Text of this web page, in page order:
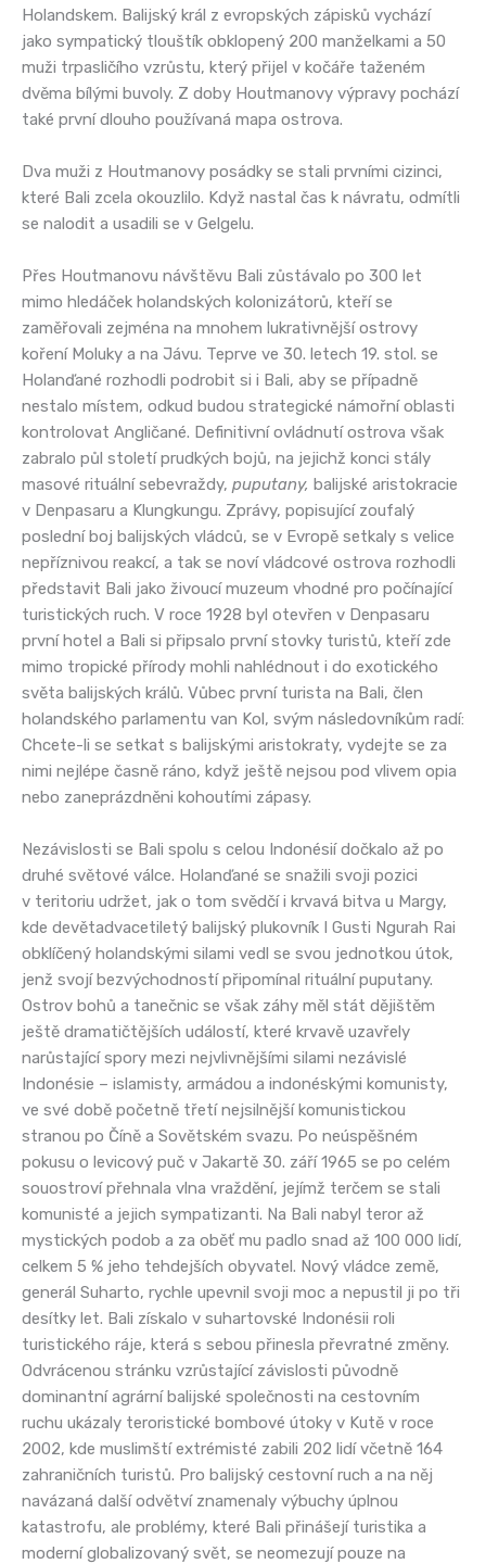
Holandskem. Balijský král z evropských zápisků vychází
jako sympatický tlouštík obklopený 200 manželkami a 50
muži trpasličího vzrůstu, který přijel v kočáře taženém
dvěma bílými buvoly. Z doby Houtmanovy výpravy pochází
také první dlouho používaná mapa ostrova.
Dva muži z Houtmanovy posádky se stali prvními cizinci,
které Bali zcela okouzlilo. Když nastal čas k návratu, odmítli
se nalodit a usadili se v Gelgelu.
Přes Houtmanovu návštěvu Bali zůstávalo po 300 let
mimo hledáček holandských kolonizátorů, kteří se
zaměřovali zejména na mnohem lukrativnější ostrovy
koření Moluky a na Jávu. Teprve ve 30. letech 19. stol. se
Holanďané rozhodli podrobit si i Bali, aby se případně
nestalo místem, odkud budou strategické námořní oblasti
kontrolovat Angličané. Definitivní ovládnutí ostrova však
zabralo půl století prudkých bojů, na jejichž konci stály
masové rituální sebevraždy, puputany, balijské aristokracie
v Denpasaru a Klungkungu. Zprávy, popisující zoufalý
poslední boj balijských vládců, se v Evropě setkaly s velice
nepříznivou reakcí, a tak se noví vládcové ostrova rozhodli
představit Bali jako živoucí muzeum vhodné pro počínající
turistických ruch. V roce 1928 byl otevřen v Denpasaru
první hotel a Bali si připsalo první stovky turistů, kteří zde
mimo tropické přírody mohli nahlédnout i do exotického
světa balijských králů. Vůbec první turista na Bali, člen
holandského parlamentu van Kol, svým následovníkům radí:
Chcete-li se setkat s balijskými aristokraty, vydejte se za
nimi nejlépe časně ráno, když ještě nejsou pod vlivem opia
nebo zaneprázdněni kohoutími zápasy.
Nezávislosti se Bali spolu s celou Indonésií dočkalo až po
druhé světové válce. Holanďané se snažili svoji pozici
v teritoriu udržet, jak o tom svědčí i krvavá bitva u Margy,
kde devětadvacetiletý balijský plukovník I Gusti Ngurah Rai
obklíčený holandskými silami vedl se svou jednotkou útok,
jenž svojí bezvýchodností připomínal rituální puputany.
Ostrov bohů a tanečnic se však záhy měl stát dějištěm
ještě dramatičtějších událostí, které krvavě uzavřely
narůstající spory mezi nejvlivnějšími silami nezávislé
Indonésie – islamisty, armádou a indonéskými komunisty,
ve své době početně třetí nejsilnější komunistickou
stranou po Číně a Sovětském svazu. Po neúspěšném
pokusu o levicový puč v Jakartě 30. září 1965 se po celém
souostroví přehnala vlna vraždění, jejímž terčem se stali
komunisté a jejich sympatizanti. Na Bali nabyl teror až
mystických podob a za oběť mu padlo snad až 100 000 lidí,
celkem 5 % jeho tehdejších obyvatel. Nový vládce země,
generál Suharto, rychle upevnil svoji moc a nepustil ji po tři
desítky let. Bali získalo v suhartovské Indonésii roli
turistického ráje, která s sebou přinesla převratné změny.
Odvrácenou stránku vzrůstající závislosti původně
dominantní agrární balijské společnosti na cestovním
ruchu ukázaly teroristické bombové útoky v Kutě v roce
2002, kde muslimští extrémisté zabili 202 lidí včetně 164
zahraničních turistů. Pro balijský cestovní ruch a na něj
navázaná další odvětví znamenaly výbuchy úplnou
katastrofu, ale problémy, které Bali přinášejí turistika a
moderní globalizovaný svět, se neomezují pouze na